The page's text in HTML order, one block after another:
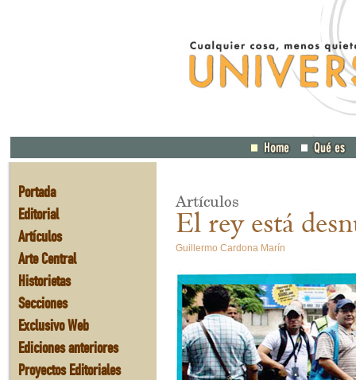
Portada
Editorial
Artículos
Arte Central
Historietas
Secciones
Exclusivo Web
Ediciones anteriores
Proyectos Editoriales
Artículos
El rey está
Guillermo Cardona Marín